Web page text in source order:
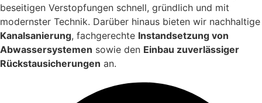
beseitigen Verstopfungen schnell, gründlich und mit
modernster Technik. Darüber hinaus bieten wir nachhaltige
Kanalsanierung, fachgerechte Instandsetzung von
Abwassersystemen sowie den Einbau zuverlässiger
Rückstausicherungen an.